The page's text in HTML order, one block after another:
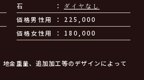
石
ダイヤなし
価格男性用
225,000
価格女性用
180,000
金重量、追加加工等のデザインによって